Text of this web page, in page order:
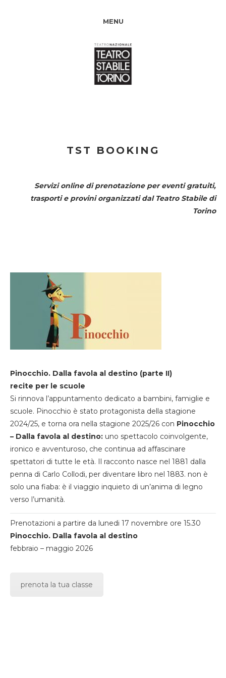
MENU
TST BOOKING
Servizi online di prenotazione per eventi gratuiti,
trasporti e provini organizzati dal Teatro Stabile di
Torino
Pinocchio. Dalla favola al destino (parte II)
recite per le scuole
Si rinnova l’appuntamento dedicato a bambini, famiglie e
scuole. Pinocchio è stato protagonista della stagione
2024/25, e torna ora nella stagione 2025/26 con Pinocchio
– Dalla favola al destino: uno spettacolo coinvolgente,
ironico e avventuroso, che continua ad affascinare
spettatori di tutte le età. Il racconto nasce nel 1881 dalla
penna di Carlo Collodi, per diventare libro nel 1883. non è
solo una fiaba: è il viaggio inquieto di un’anima di legno
verso l’umanità.
Prenotazioni a partire da lunedi 17 novembre ore 15.30
Pinocchio. Dalla favola al destino
febbraio – maggio 2026
prenota la tua classe